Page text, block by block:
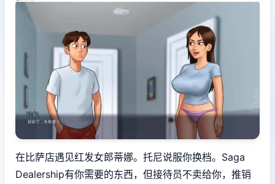
在比萨店遇见红发女郎蒂娜。托尼说服你换档。Saga
Dealership有你需要的东西，但接待员不卖给你，推销